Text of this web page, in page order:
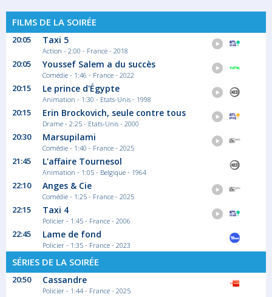
FILMS DE LA SOIRÉE
20:05 Taxi 5
Action - 2:00 - France - 2018
20:05 Youssef Salem a du succès
Comédie - 1:46 - France - 2022
20:15 Le prince d'Égypte
Animation - 1:30 - Etats-Unis - 1998
20:15 Erin Brockovich, seule contre tous
Drame - 2:25 - Etats-Unis - 2000
20:30 Marsupilami
Comédie - 1:40 - France - 2025
21:45 L'affaire Tournesol
Animation - 1:05 - Belgique - 1964
22:10 Anges & Cie
Comédie - 1:25 - France - 2025
22:15 Taxi 4
Policier - 1:45 - France - 2006
22:45 Lame de fond
Policier - 1:35 - France - 2023
SÉRIES DE LA SOIRÉE
20:50 Cassandre
Policier - 1:44 - France - 2025